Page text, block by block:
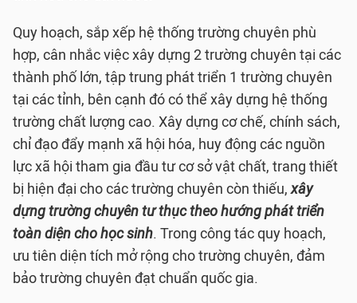
Quy hoạch, sắp xếp hệ thống trường chuyên phù
hợp, cân nhắc việc xây dựng 2 trường chuyên tại các
thành phố lớn, tập trung phát triển 1 trường chuyên
tại các tỉnh, bên cạnh đó có thể xây dựng hệ thống
trường chất lượng cao. Xây dựng cơ chế, chính sách,
chỉ đạo đẩy mạnh xã hội hóa, huy động các nguồn
lực xã hội tham gia đầu tư cơ sở vật chất, trang thiết
bị hiện đại cho các trường chuyên còn thiếu,xây
dựng trường chuyên tư thục theo hướng phát triển
toàn diện cho học sinh. Trong công tác quy hoạch,
ưu tiên diện tích mở rộng cho trường chuyên, đảm
bảo trường chuyên đạt chuẩn quốc gia.